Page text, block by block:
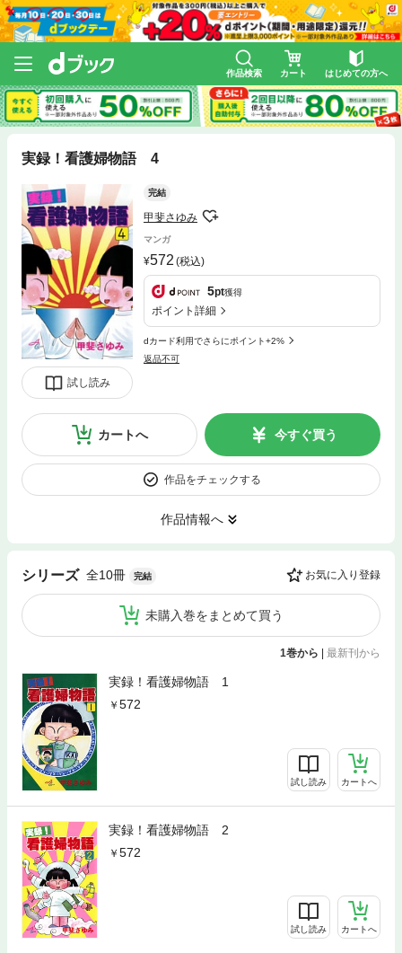
作品検索 カート はじめての方へ
実録！看護婦物語 4
試し読み
完結
甲斐さゆみ
マンガ
572 (税込)
5pt獲得
ポイント詳細
dカード利用でさらにポイント+2%
返品不可
カートへ 今すぐ買う
作品をチェックする
作品情報へ
シリーズ 全10冊 完結 お気に入り登録
未購入巻をまとめて買う
1巻から 最新刊から
実録！看護婦物語 1
572
試し読み カートへ
実録！看護婦物語 2
572
試し読み カートへ